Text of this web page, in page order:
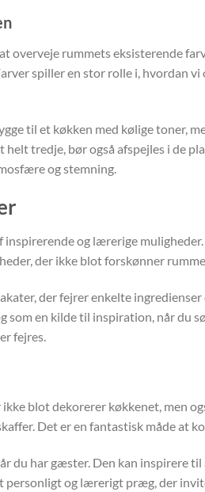
rummets eksisterende
spiller en stor rolle i, hvordan
til et køkken med kølige toner,
tredje, bør også afspejles i de
og stemning.
og lærerige
der ikke blot forskønner
der fejrer enkelte
som en kilde til inspiration, når
fejres.
blot dekorerer køkkenet, men
Det er en fantastisk måde at
du har gæster. Den kan
og lærerigt præg, der